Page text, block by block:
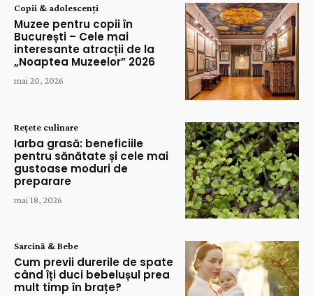
Copii & adolescenți
Muzee pentru copii în
București – Cele mai
interesante atracții de la
„Noaptea Muzeelor” 2026
mai 20, 2026
Rețete culinare
Iarba grasă: beneficiile
pentru sănătate și cele mai
gustoase moduri de
preparare
mai 18, 2026
Sarcină & Bebe
Cum previi durerile de spate
când îți duci bebelușul prea
mult timp în brațe?